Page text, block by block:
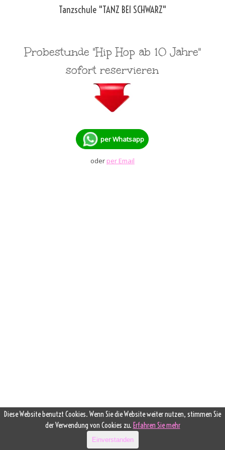
Direkt zum Seiteninhalt
Tanzschule "TANZ BEI SCHWARZ"
Probestunde "Hip Hop ab 10 Jahre"
sofort reservieren
per Whatsapp
oder per Email
Diese Website benutzt Cookies. Wenn Sie die Website weiter nutzen, stimmen Sie
der Verwendung von Cookies zu. Erfahren Sie mehr
Einverstanden